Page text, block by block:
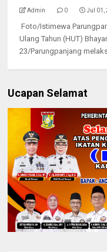
Admin 0 Jul 01,
Foto/Istimewa
Ulang Tahun (HUT)
23/Parungpanjang
Ucapan Selamat